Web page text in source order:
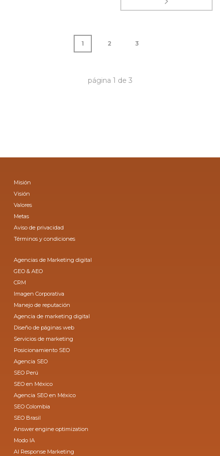
1 2 3
página 1 de 3
Misión
Visión
Valores
Metas
Aviso de privacidad
Términos y condiciones
Agencias de Marketing digital
GEO & AEO
CRM
Imagen Corporativa
Manejo de reputación
Agencia de marketing digital
Diseño de páginas web
Servicios de marketing
Posicionamiento SEO
Agencia SEO
SEO Perú
SEO en México
Agencia SEO en México
SEO Colombia
SEO Brasil
Answer engine optimization
Modo IA
AI Response Marketing